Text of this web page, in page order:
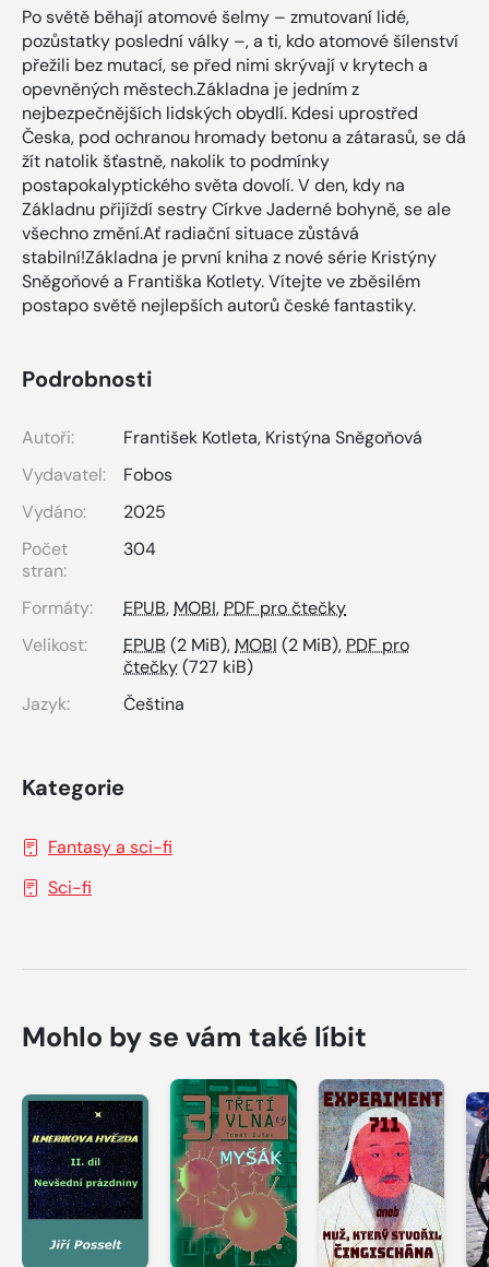
Po světě běhají atomové šelmy – zmutovaní lidé,
pozůstatky poslední války –, a ti, kdo atomové šílenství
přežili bez mutací, se před nimi skrývají v krytech a
opevněných městech.Základna je jedním z
nejbezpečnějších lidských obydlí. Kdesi uprostřed
Česka, pod ochranou hromady betonu a zátarasů, se dá
žít natolik šťastně, nakolik to podmínky
postapokalyptického světa dovolí. V den, kdy na
Základnu přijíždí sestry Církve Jaderné bohyně, se ale
všechno změní.Ať radiační situace zůstává
stabilní!Základna je první kniha z nové série Kristýny
Sněgoňové a Františka Kotlety. Vítejte ve zběsilém
postapo světě nejlepších autorů české fantastiky.
Podrobnosti
Autoři: František Kotleta, Kristýna Sněgoňová
Vydavatel:
Fobos
Vydáno:
2025
Počet
stran:
304
Formáty: EPUB, MOBI, PDF pro čtečky
Velikost:
EPUB (2 MiB), MOBI (2 MiB), PDF pro
čtečky(727 kiB)
Jazyk:
Čeština
Kategorie
Fantasy a sci-fi
Sci-fi
Mohlo by se vám také líbit